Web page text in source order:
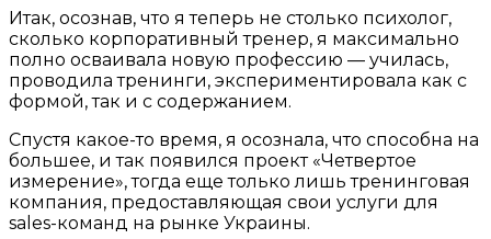
Итак, осознав, что я теперь не столько психолог,
сколько корпоративный тренер, я максимально
полно осваивала новую профессию — училась,
проводила тренинги, экспериментировала как с
формой, так и с содержанием.
Спустя какое-то время, я осознала, что способна на
большее, и так появился проект «Четвертое
измерение», тогда еще только лишь тренинговая
компания, предоставляющая свои услуги для
sales-команд на рынке Украины.